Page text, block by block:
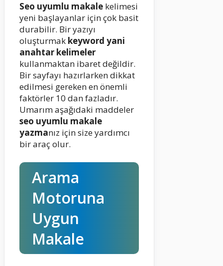
Seo uyumlu makale kelimesi
yeni başlayanlar için çok basit
durabilir. Bir yazıyı
oluşturmak keyword yani
anahtar kelimeler
kullanmaktan ibaret değildir.
Bir sayfayı hazırlarken dikkat
edilmesi gereken en önemli
faktörler 10 dan fazladır.
Umarım aşağıdaki maddeler
seo uyumlu makale
yazmanız için size yardımcı
bir araç olur.
Arama
Motoruna
Uygun
Makale